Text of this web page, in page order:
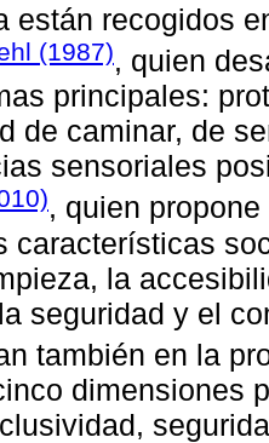
están recogidos
(1987), quien
principales:
de caminar, de
sensoriales
, quien
características
la
seguridad y el
también en la
dimensiones